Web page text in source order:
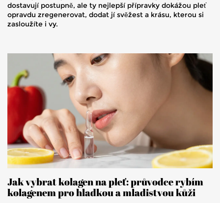
dostavují postupně, ale ty nejlepší přípravky dokážou pleť
opravdu zregenerovat, dodat jí svěžest a krásu, kterou si
zasloužíte i vy.
Jak vybrat kolagen na pleť: průvodce rybím
kolagenem pro hladkou a mladistvou kůži